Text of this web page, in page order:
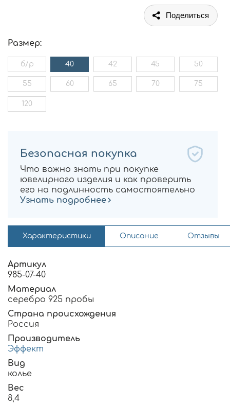
Поделиться
Размер:
б/р 40 42 45 50
55 60 65 70 75
120
Безопасная покупка
Что важно знать при покупке
ювелирного изделия и как проверить
его на подлинность самостоятельно
Узнать подробнее
Характеристики Описание Отзывы
Артикул
985-07-40
Материал
серебро 925 пробы
Страна происхождения
Россия
Производитель
Эффект
Вид
колье
Вес
8,4